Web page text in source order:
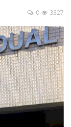
3327
0